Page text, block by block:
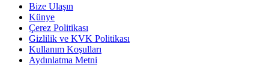
Bize Ulaşın
Künye
Çerez Politikası
Gizlilik ve KVK Politikası
Kullanım Koşulları
Aydınlatma Metni